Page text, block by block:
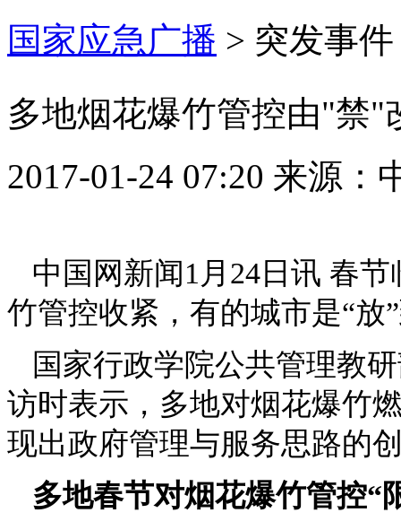
国家应急广播 > 突发事件
多地烟花爆竹管控由"禁
2017-01-24 07:20 来源：
中国网新闻1月24日讯 春
竹管控收紧，有的城市是“放
国家行政学院公共管理教
访时表示，多地对烟花爆竹
现出政府管理与服务思路的
多地春节对烟花爆竹管控“